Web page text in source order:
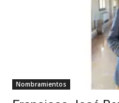
Nombramientos